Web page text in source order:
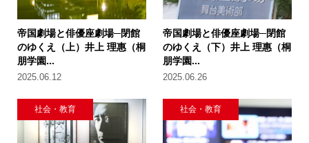
帝国劇場と俳優座劇場─閉館
のゆくえ（上）井上 理惠（桐
朋学園...
2025.06.12
帝国劇場と俳優座劇場─閉館
のゆくえ（下）井上 理惠（桐
朋学園...
2025.06.26
社会・教育 社会・教育